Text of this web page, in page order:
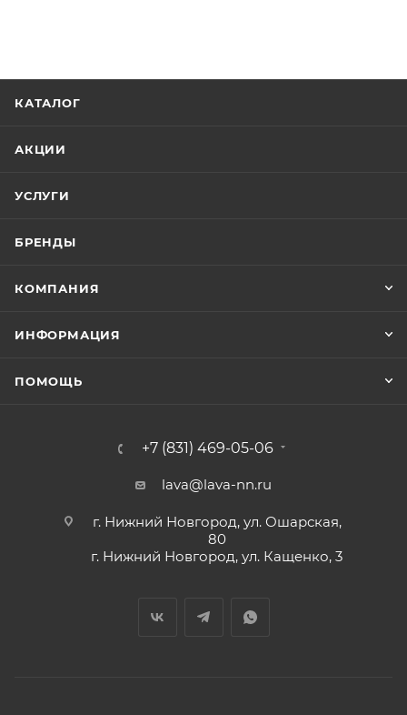
КАТАЛОГ
АКЦИИ
УСЛУГИ
БРЕНДЫ
КОМПАНИЯ
ИНФОРМАЦИЯ
ПОМОЩЬ
+7 (831) 469-05-06
lava@lava-nn.ru
г. Нижний Новгород, ул. Ошарская,
80
г. Нижний Новгород, ул. Кащенко, 3